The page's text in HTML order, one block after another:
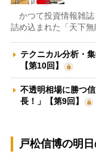
かつて投資情報雑誌
詰め込まれた「天下
テクニカル分析・
【第10回】
不透明相場に勝つ
長！」【第9回】
戸松信博の明